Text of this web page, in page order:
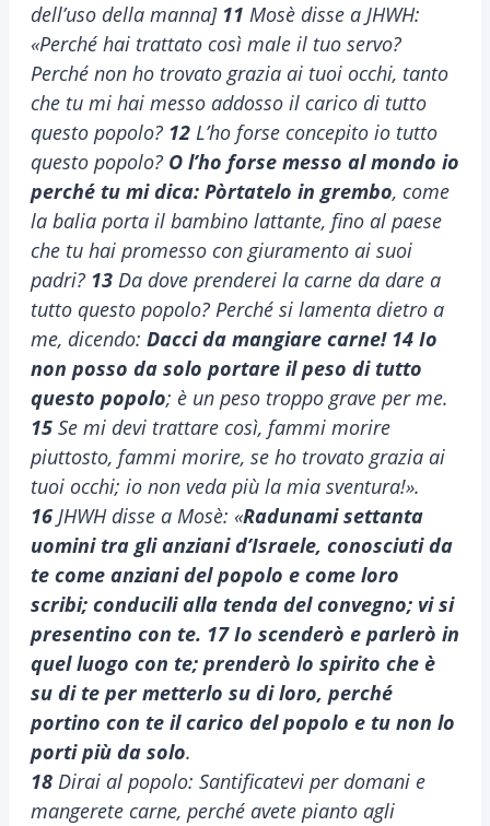
dell’uso della manna] 11 Mosè disse a JHWH:
«Perché hai trattato così male il tuo servo?
Perché non ho trovato grazia ai tuoi occhi, tanto
che tu mi hai messo addosso il carico di tutto
questo popolo? 12 L’ho forse concepito io tutto
questo popolo? O l’ho forse messo al mondo io
perché tu mi dica: Pòrtatelo in grembo, come
la balia porta il bambino lattante, fino al paese
che tu hai promesso con giuramento ai suoi
padri? 13 Da dove prenderei la carne da dare a
tutto questo popolo? Perché si lamenta dietro a
me, dicendo: Dacci da mangiare carne! 14 Io
non posso da solo portare il peso di tutto
questo popolo; è un peso troppo grave per me.
15 Se mi devi trattare così, fammi morire
piuttosto, fammi morire, se ho trovato grazia ai
tuoi occhi; io non veda più la mia sventura!».
16 JHWH disse a Mosè: «Radunami settanta
uomini tra gli anziani d’Israele, conosciuti da
te come anziani del popolo e come loro
scribi; conducili alla tenda del convegno; vi si
presentino con te. 17 Io scenderò e parlerò in
quel luogo con te; prenderò lo spirito che è
su di te per metterlo su di loro, perché
portino con te il carico del popolo e tu non lo
porti più da solo.
18 Dirai al popolo: Santificatevi per domani e
mangerete carne, perché avete pianto agli